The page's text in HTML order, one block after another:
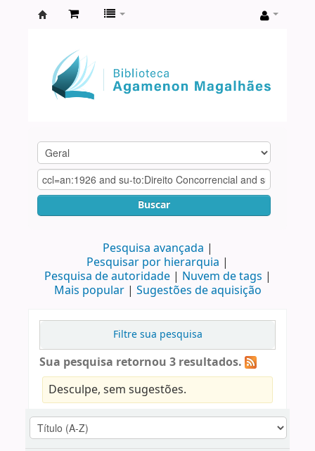
Agamenon
Magalhães
Buscar
Pesquisa avançada
Pesquisar por hierarquia
Pesquisa de autoridade
Nuvem de tags
Mais popular
Sugestões de aquisição
Filtre sua pesquisa
Sua pesquisa retornou 3 resultados.
Desculpe, sem sugestões.